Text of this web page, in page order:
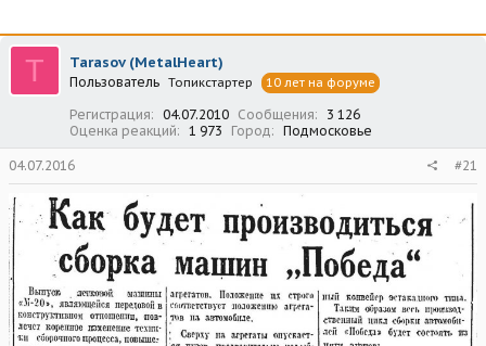
о
р
т
е
а
а
ч
л
а
T Tarasov (MetalHeart)
Пользователь Топикстартер 10 лет на форуме
Регистрация 04.07.2010 Сообщения
3 126
Оценка реакций
1 973 Город Подмосковье
04.07.2016 #21